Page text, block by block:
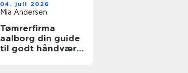
04. juli 2026
Mia Andersen
Tømrerfirma
aalborg din guide
til godt håndværk